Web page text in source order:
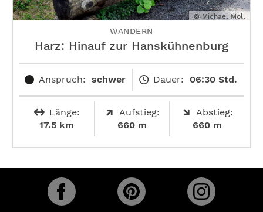
© Michael Moll
WANDERN
Harz: Hinauf zur ­Hanskühnenburg
Anspruch: schwer Dauer: 06:30 Std.
Länge:
17.5 km
Aufstieg:
660 m
Abstieg:
660 m